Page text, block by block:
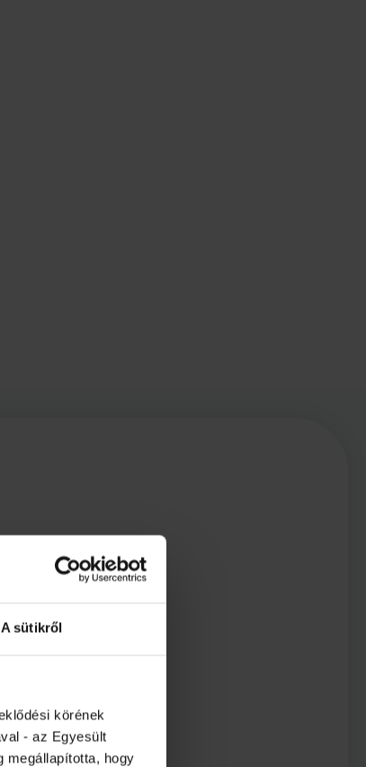
A sütikről
körének
- az Egyesült
megállapította, hogy